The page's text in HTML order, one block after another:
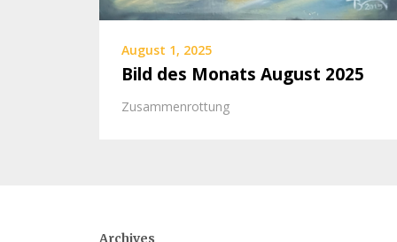
August 1, 2025
Bild des Monats August 2025
Zusammenrottung
Archives